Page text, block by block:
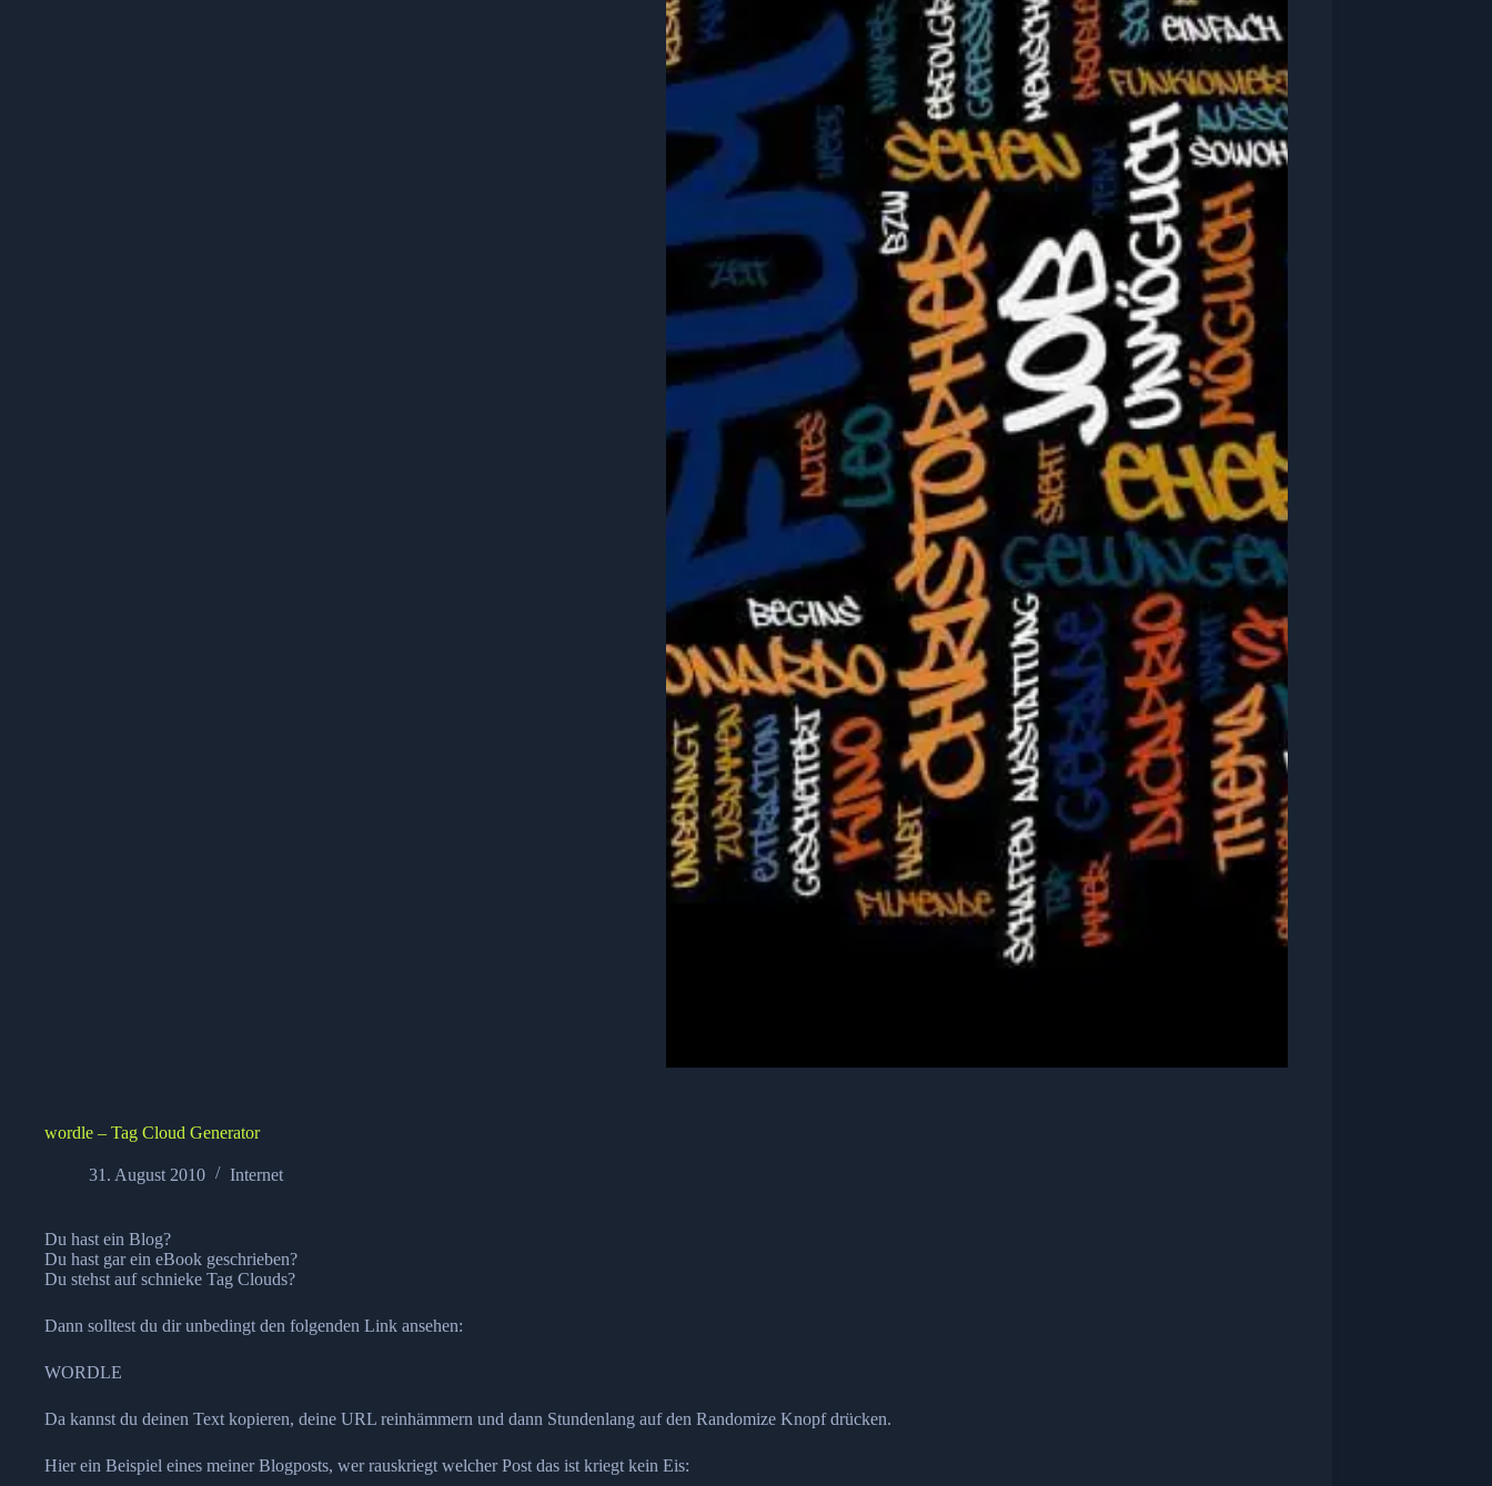
wordle – Tag Cloud Generator
31. August 2010 Internet
Du hast ein Blog?
Du hast gar ein eBook geschrieben?
Du stehst auf schnieke Tag Clouds?
Dann solltest du dir unbedingt den folgenden Link ansehen:
WORDLE
Da kannst du deinen Text kopieren, deine URL reinhämmern und dann Stundenlang auf den Randomize Knopf drücken.
Hier ein Beispiel eines meiner Blogposts, wer rauskriegt welcher Post das ist kriegt kein Eis: